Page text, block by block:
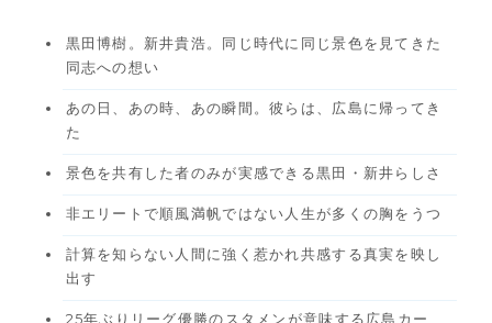
黒田博樹。新井貴浩。同じ時代に同じ景色を見てきた
同志への想い
あの日、あの時、あの瞬間。彼らは、広島に帰ってき
た
景色を共有した者のみが実感できる黒田・新井らしさ
非エリートで順風満帆ではない人生が多くの胸をうつ
計算を知らない人間に強く惹かれ共感する真実を映し
出す
25年ぶりリーグ優勝のスタメンが意味する広島カー